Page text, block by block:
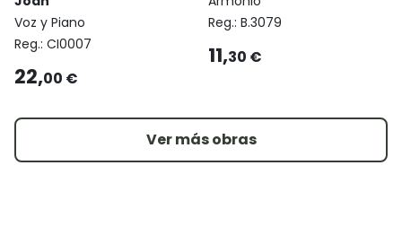
Voz y Piano
Reg.: CI0007
22,00 €
Reg.: B.3079
11,30 €
Ver más obras